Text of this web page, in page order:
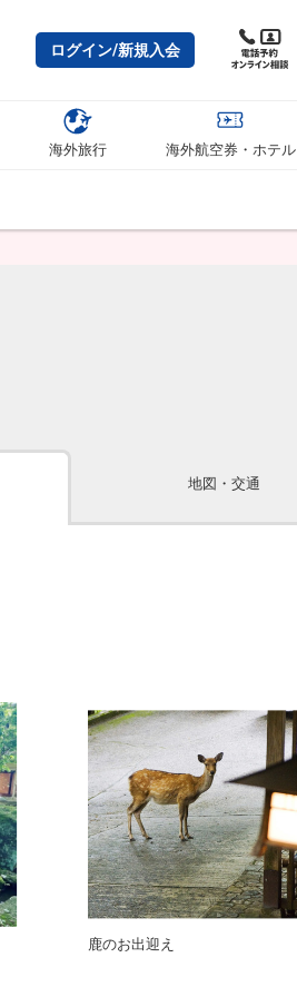
ログイン/新規入会
海外旅行 海外航空券・ホテル
地図・交通
鹿のお出迎え